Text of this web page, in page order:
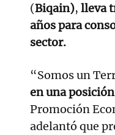
(Biqain), lleva
años para
sector.
“Somos un
en una
Promoción
adelantó que